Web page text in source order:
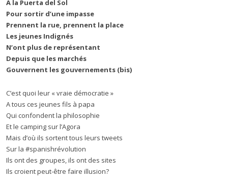
A la Puerta del Sol
Pour sortir d’une impasse
Prennent la rue, prennent la place
Les jeunes Indignés
N’ont plus de représentant
Depuis que les marchés
Gouvernent les gouvernements (bis)
C’est quoi leur « vraie démocratie »
A tous ces jeunes fils à papa
Qui confondent la philosophie
Et le camping sur l’Agora
Mais d’où ils sortent tous leurs tweets
Sur la #spanishrévolution
Ils ont des groupes, ils ont des sites
Ils croient peut-être faire illusion?